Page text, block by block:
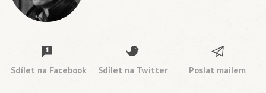
Sdílet na Facebook Sdílet na Twitter Poslat mailem